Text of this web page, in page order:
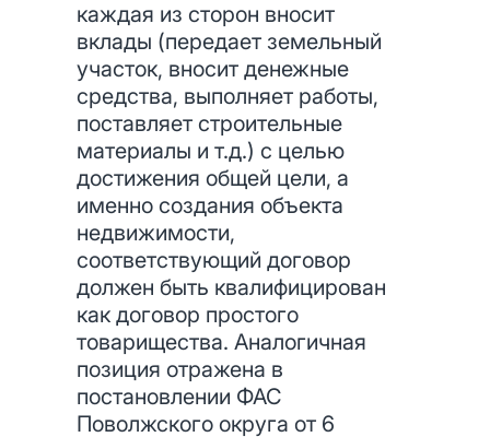
каждая из сторон вносит
вклады (передает земельный
участок, вносит денежные
средства, выполняет работы,
поставляет строительные
материалы и т.д.) с целью
достижения общей цели, а
именно создания объекта
недвижимости,
соответствующий договор
должен быть квалифицирован
как договор простого
товарищества. Аналогичная
позиция отражена в
постановлении ФАС
Поволжского округа от 6